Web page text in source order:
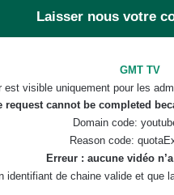
Laisser nous votre
GMT TV
est visible uniquement pour les
request cannot be completed
Domain code:
Reason code:
Erreur : aucune vidéo
identifiant de chaine valide et